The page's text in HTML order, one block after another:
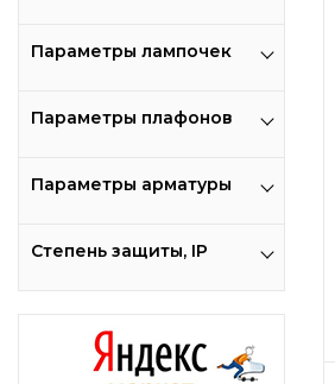
Параметры лампочек
Параметры плафонов
Параметры арматуры
Степень защиты, IP